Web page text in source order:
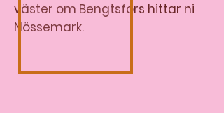
väster om Bengtsfors hittar ni
Nössemark.